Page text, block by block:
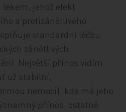
jehož efekt
a protizánětlivého
standardní léčbu
zánětlivých
Největší přínos vidím
už stabilní,
nemoci), kde má jeho
přínos, ostatně